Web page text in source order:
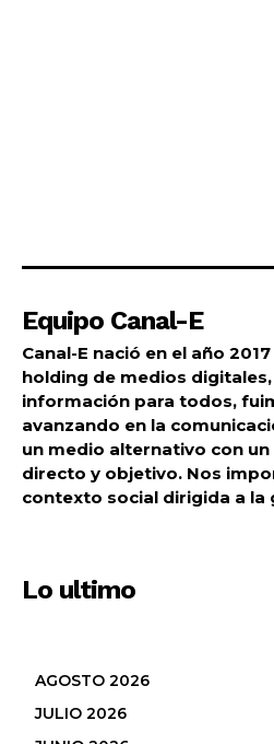
Equipo Canal-E
Canal-E nació en el año
holding de medios
información para todos,
avanzando en la
un medio alternativo con
directo y objetivo. Nos
contexto social dirigida a la
Lo ultimo
AGOSTO 2026
JULIO 2026